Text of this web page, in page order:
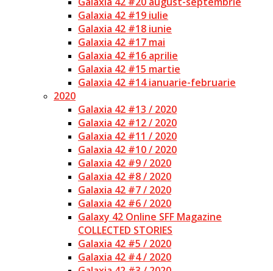
Galaxia 42 #19 iulie
Galaxia 42 #18 iunie
Galaxia 42 #17 mai
Galaxia 42 #16 aprilie
Galaxia 42 #15 martie
Galaxia 42 #14 ianuarie-februarie
2020
Galaxia 42 #13 / 2020
Galaxia 42 #12 / 2020
Galaxia 42 #11 / 2020
Galaxia 42 #10 / 2020
Galaxia 42 #9 / 2020
Galaxia 42 #8 / 2020
Galaxia 42 #7 / 2020
Galaxia 42 #6 / 2020
Galaxy 42 Online SFF Magazine
COLLECTED STORIES
Galaxia 42 #5 / 2020
Galaxia 42 #4 / 2020